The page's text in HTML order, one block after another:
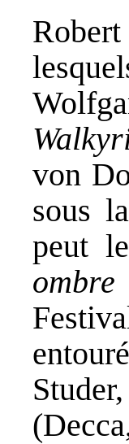
von
sous
peut
ombre